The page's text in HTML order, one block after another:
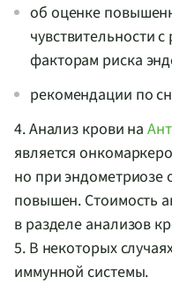
об оценке
чувствительности
факторам риска
рекомендации по
4. Анализ крови на
является
но при эндометриозе
повышен. Стоимость
в разделе анализов
5. В некоторых
иммунной системы.